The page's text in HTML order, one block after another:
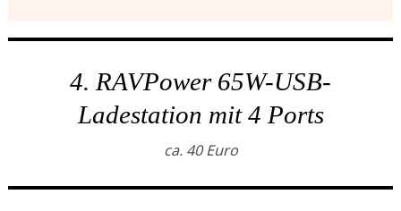
4. RAVPower 65W-USB-
Ladestation mit 4 Ports
ca. 40 Euro